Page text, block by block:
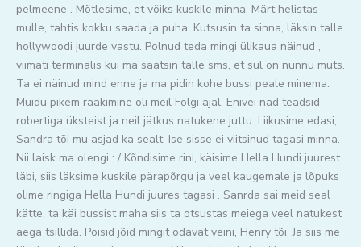
pelmeene . Mõtlesime, et võiks kuskile minna. Märt helistas
mulle, tahtis kokku saada ja puha. Kutsusin ta sinna, läksin talle
hollywoodi juurde vastu. Polnud teda mingi ülikaua näinud ,
viimati terminalis kui ma saatsin talle sms, et sul on nunnu müts.
Ta ei näinud mind enne ja ma pidin kohe bussi peale minema.
Muidu pikem rääkimine oli meil Folgi ajal. Enivei nad teadsid
robertiga üksteist ja neil jätkus natukene juttu. Liikusime edasi,
Sandra tõi mu asjad ka sealt. Ise sisse ei viitsinud tagasi minna.
Nii laisk ma olengi :./ Kõndisime rini, käisime Hella Hundi juurest
läbi, siis läksime kuskile pärapõrgu ja veel kaugemale ja lõpuks
olime ringiga Hella Hundi juures tagasi . Sanrda sai meid seal
kätte, ta käi bussist maha siis ta otsustas meiega veel natukest
aega tsillida. Poisid jõid mingit odavat veini, Henry tõi. Ja siis me